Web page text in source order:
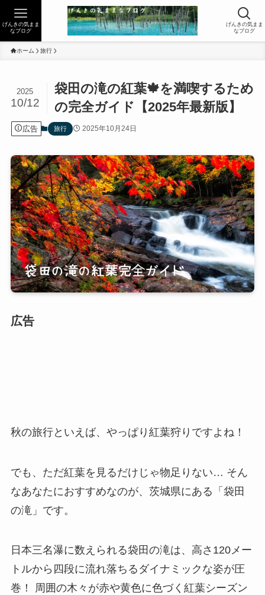
げんきの気まま
なブログ
げんきの気まま
なブログ
ホーム 旅行
袋田の滝の紅葉🍁を満喫するため
の完全ガイド【2025年最新版】
2025
10/12
広告 旅行 2025年10月24日
広告
秋の旅行といえば、やっぱり紅葉狩りですよね！
でも、ただ紅葉を見るだけじゃ物足りない… そん
なあなたにおすすめなのが、茨城県にある「袋田
の滝」です。
日本三名瀑に数えられる袋田の滝は、高さ120メー
トルから四段に流れ落ちるダイナミックな姿が圧
巻！ 周囲の木々が赤や黄色に色づく紅葉シーズン